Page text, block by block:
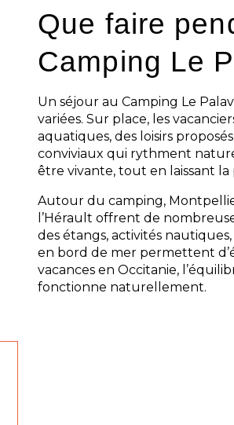
Que faire
Camping Le
Un séjour au Camping Le
variées. Sur place, les
aquatiques, des loisirs
conviviaux qui rythment
être vivante, tout en laissant la
Autour du camping,
l’Hérault offrent de
des étangs, activités
en bord de mer permettent
vacances en Occitanie,
fonctionne naturellement.